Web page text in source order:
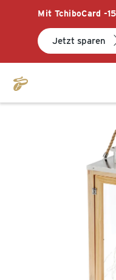
Mit TchiboCard -
Jetzt sparen